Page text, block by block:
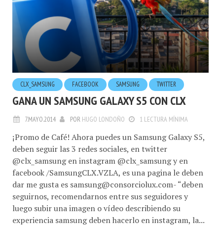
CLX_SAMSUNG FACEBOOK SAMSUNG TWITTER
GANA UN SAMSUNG GALAXY S5 CON CLX
7.MAYO.2014 POR HUGO LONDOÑO 1 LECTURA MÍNIMA
¡Promo de Café! Ahora puedes un Samsung Galaxy S5,
deben seguir las 3 redes sociales, en twitter
@clx_samsung en instagram @clx_samsung y en
facebook /SamsungCLX.VZLA, es una pagina le deben
dar me gusta es samsung@consorciolux.com-“deben
seguirnos, recomendarnos entre sus seguidores y
luego subir una imagen o vídeo describiendo su
experiencia samsung deben hacerlo en instagram, la...